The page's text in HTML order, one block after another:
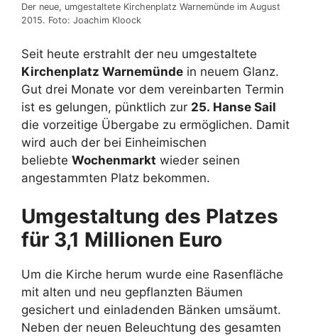
Der neue, umgestaltete Kirchenplatz Warnemünde im August
2015. Foto: Joachim Kloock
Seit heute erstrahlt der neu umgestaltete
Kirchenplatz Warnemünde in neuem Glanz.
Gut drei Monate vor dem vereinbarten Termin
ist es gelungen, pünktlich zur 25. Hanse Sail
die vorzeitige Übergabe zu ermöglichen. Damit
wird auch der bei Einheimischen
beliebte Wochenmarkt wieder seinen
angestammten Platz bekommen.
Umgestaltung des Platzes
für 3,1 Millionen Euro
Um die Kirche herum wurde eine Rasenfläche
mit alten und neu gepflanzten Bäumen
gesichert und einladenden Bänken umsäumt.
Neben der neuen Beleuchtung des gesamten